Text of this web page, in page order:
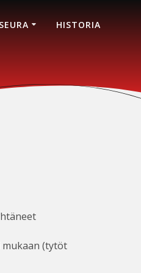
SEURA HISTORIA
mukaan (tytöt